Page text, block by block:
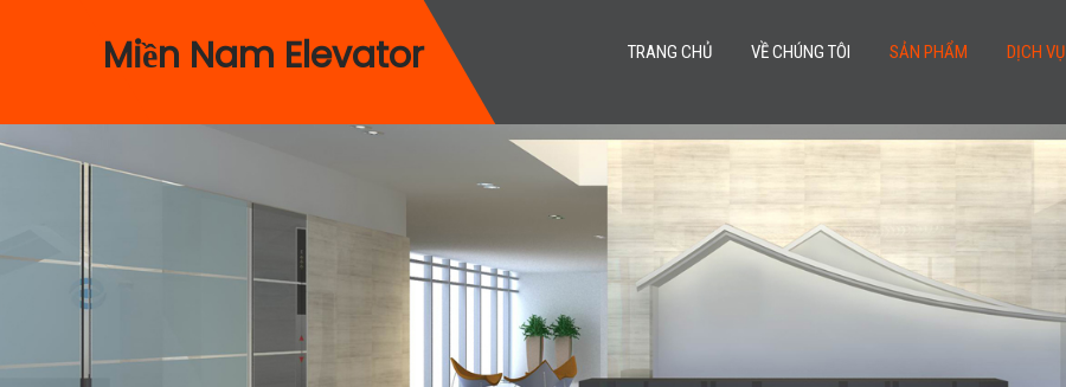
Miền Nam Elevator TRANG CHỦ VỀ CHÚNG TÔI SẢN PHẨM DỊCH VỤ